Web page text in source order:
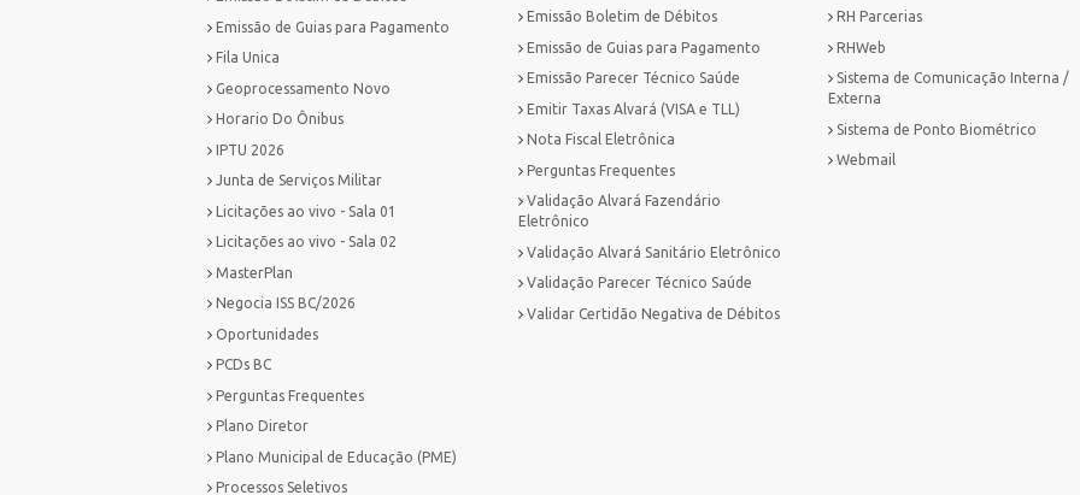
Emissão de Guias para Pagamento
Fila Unica
Geoprocessamento Novo
Horario Do Ônibus
IPTU 2026
Junta de Serviços Militar
Licitações ao vivo - Sala 01
Licitações ao vivo - Sala 02
MasterPlan
Negocia ISS BC/2026
Oportunidades
PCDs BC
Perguntas Frequentes
Plano Diretor
Plano Municipal de Educação (PME)
Processos Seletivos
Emissão Boletim de Débitos
Emissão de Guias para Pagamento
Emissão Parecer Técnico Saúde
Emitir Taxas Alvará (VISA e TLL)
Nota Fiscal Eletrônica
Perguntas Frequentes
Validação Alvará Fazendário
Eletrônico
Validação Alvará Sanitário Eletrônico
Validação Parecer Técnico Saúde
Validar Certidão Negativa de Débitos
RH Parcerias
RHWeb
Sistema de Comunicação Interna /
Externa
Sistema de Ponto Biométrico
Webmail